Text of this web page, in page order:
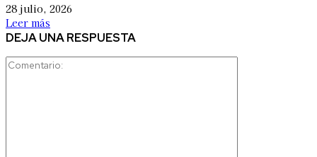
28 julio, 2026
Leer más
DEJA UNA RESPUESTA